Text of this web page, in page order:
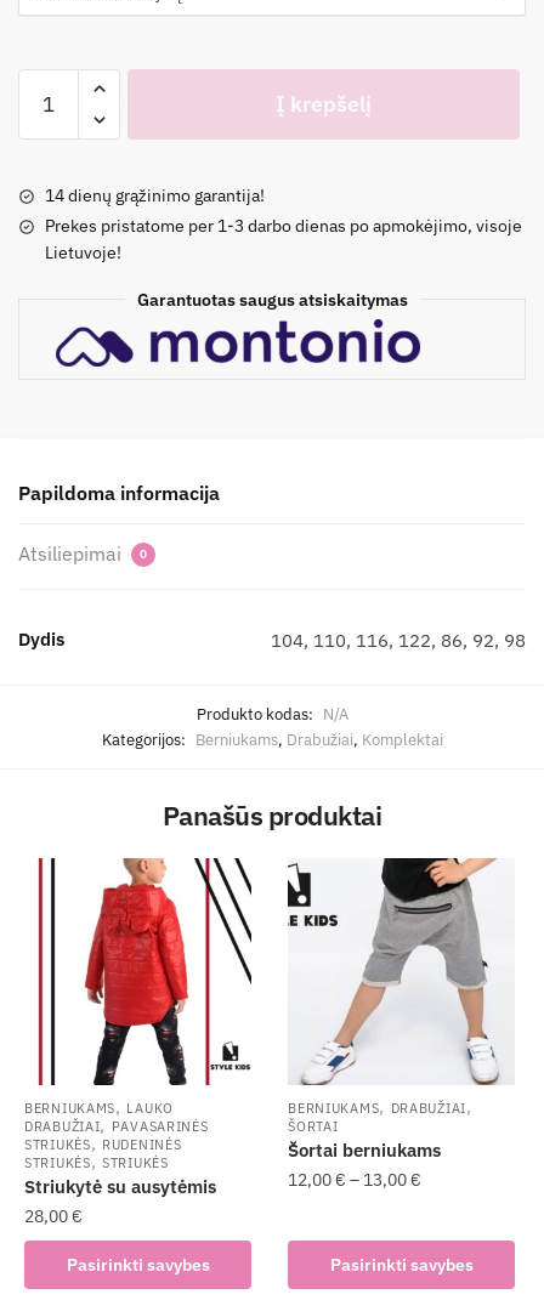
kiekis:
Nude
komplektas
Į krepšelį
14 dienų grąžinimo garantija!
Prekes pristatome per 1-3 darbo dienas po apmokėjimo, visoje
Lietuvoje!
Garantuotas saugus atsiskaitymas
Papildoma informacija
Atsiliepimai 0
Dydis 104, 110, 116, 122, 86, 92, 98
Produkto kodas: N/A
Kategorijos: Berniukams, Drabužiai, Komplektai
Panašūs produktai
BERNIUKAMS, LAUKO
DRABUŽIAI, PAVASARINĖS
STRIUKĖS, RUDENINĖS
STRIUKĖS,STRIUKĖS
Striukytė su ausytėmis
28,00€
Pasirinkti savybes
product
BERNIUKAMS, DRABUŽIAI,
ŠORTAI
Šortai berniukams
12,00€ – 13,00€
Pasirinkti savybes
product